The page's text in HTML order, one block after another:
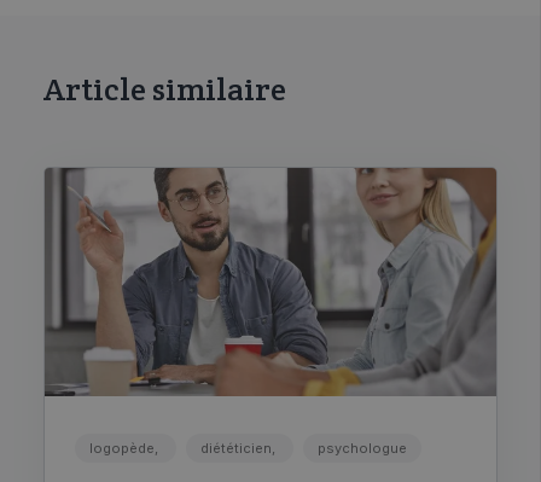
Article similaire
logopède, diététicien, psychologue